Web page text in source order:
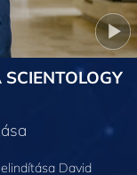
David